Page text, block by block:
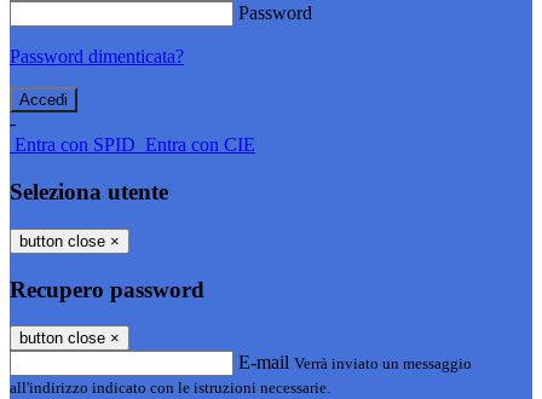
Password
Password dimenticata?
-
Entra con SPID Entra con CIE
Seleziona utente
button close ×
Recupero password
button close ×
E-mail Verrà inviato un messaggio
all'indirizzo indicato con le istruzioni necessarie.